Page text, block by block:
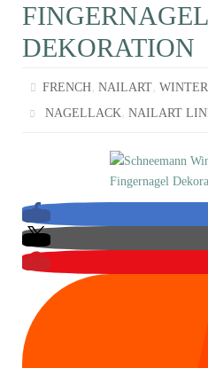
FINGERNAGEL
DEKORATION
FRENCH,NAILART,WINTER
NAGELLACK,NAILART